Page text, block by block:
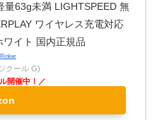
量63g未満 LIGHTSPEED 無
ワイヤレス充電対応
イト 国内正規品
Rinker
クール G)